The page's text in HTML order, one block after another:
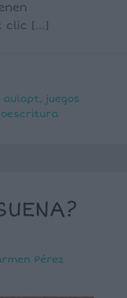
clic […]
aulapt, juegos
Pérez